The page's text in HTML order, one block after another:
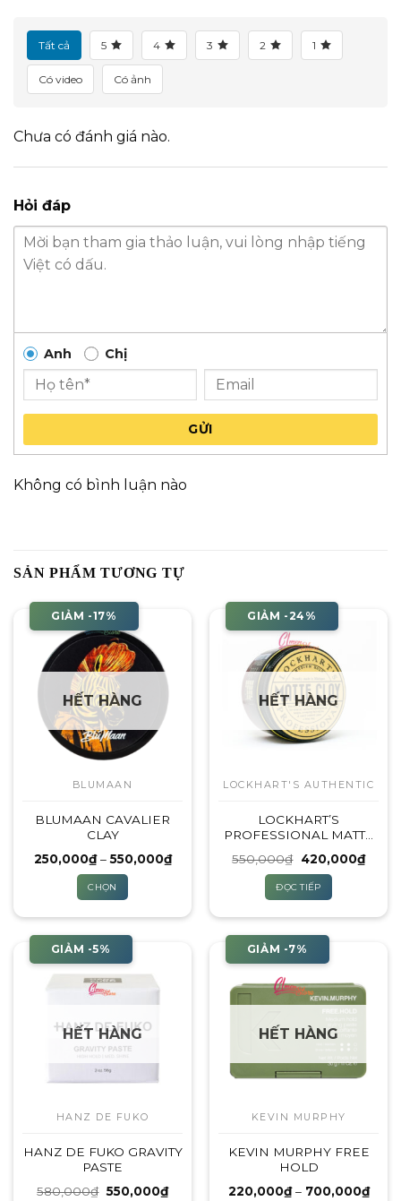
Tất cả 5 4 3 2 1
Có video Có ảnh
Chưa có đánh giá nào.
Hỏi đáp
Anh Chị
GỬI
Không có bình luận nào
SẢN PHẨM TƯƠNG TỰ
GIẢM -17%
HẾT HÀNG
BLUMAAN
BLUMAAN CAVALIER
CLAY
250,000₫ – 550,000₫Khoảng
giá:
550,000₫
CHỌN
này
có
nhiều
biến
thể.
Các
chọn
thể
chọn
trên
trang
GIẢM -24%
HẾT HÀNG
LOCKHART'S AUTHENTIC
LOCKHART’S
PROFESSIONAL MATTE
550,000₫ Giá
là:
550,000₫.
420,000₫Giá
hiện
ĐỌC TIẾP
GIẢM -5%
HẾT HÀNG
HANZ DE FUKO
HANZ DE FUKO GRAVITY
PASTE
580,000₫ Giá
550,000₫Giá
GIẢM -7%
HẾT HÀNG
KEVIN MURPHY
KEVIN MURPHY FREE
HOLD
220,000₫ – 700,000₫